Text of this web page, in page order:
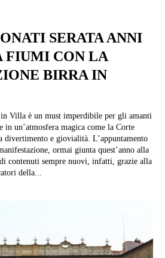
SERATA ANNI
FIUMI CON LA
BIRRA IN
Villa è un must imperdibile per gli amanti
in un’atmosfera magica come la Corte
e giovialità. L’appuntamento
ormai giunta quest’anno alla
contenuti sempre nuovi, infatti, grazie alla
della...